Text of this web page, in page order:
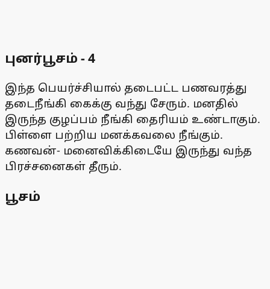
புனர்பூசம் - 4
இந்த பெயர்ச்சியால் தடைபட்ட பணவரத்து
தடைநீங்கி கைக்கு வந்து சேரும். மனதில்
இருந்த குழப்பம் நீங்கி தைரியம் உண்டாகும்.
பிள்ளை பற்றிய மனக்கவலை நீங்கும்.
கணவன்- மனைவிக்கிடையே இருந்து வந்த
பிரச்சனைகள் தீரும்.
பூசம்